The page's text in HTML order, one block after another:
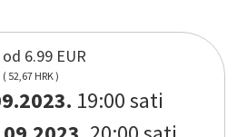
od 6.99 EUR
( 52,67 HRK )
19:00 sati